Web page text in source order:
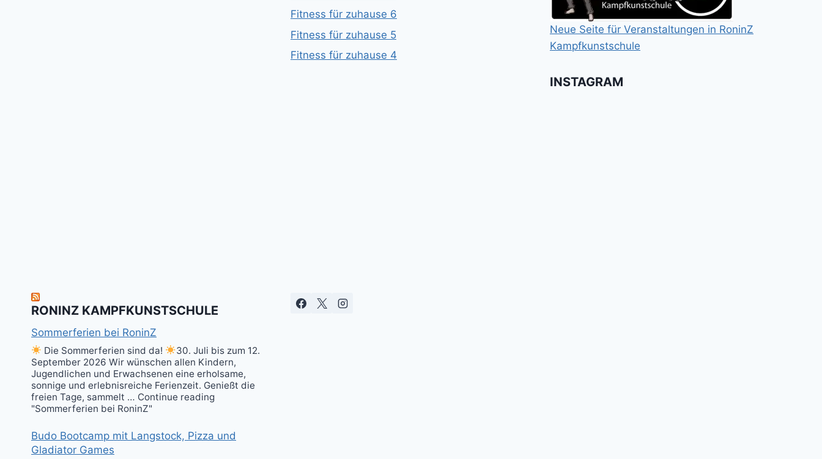
Fitness für zuhause 6
Fitness für zuhause 5
Fitness für zuhause 4
Neue Seite für Veranstaltungen in RoninZ
Kampfkunstschule
INSTAGRAM
RONINZ KAMPFKUNSTSCHULE
Sommerferien bei RoninZ
Die Sommerferien sind da!
30. Juli bis zum 12.
September 2026 Wir wünschen allen Kindern,
Jugendlichen und Erwachsenen eine erholsame,
sonnige und erlebnisreiche Ferienzeit. Genießt die
freien Tage, sammelt … Continue reading
"Sommerferien bei RoninZ"
Budo Bootcamp mit Langstock, Pizza und
Gladiator Games